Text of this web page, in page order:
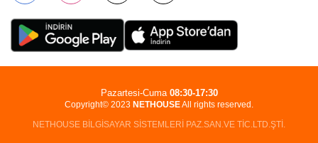
Copyright© 2023 NETHOUSEAll rights reserved.
NETHOUSE BİLGİSAYAR SİSTEMLERİ PAZ.SAN.VE TİC.LTD.ŞTİ.
Pazartesi-Cuma 08:30-17:30